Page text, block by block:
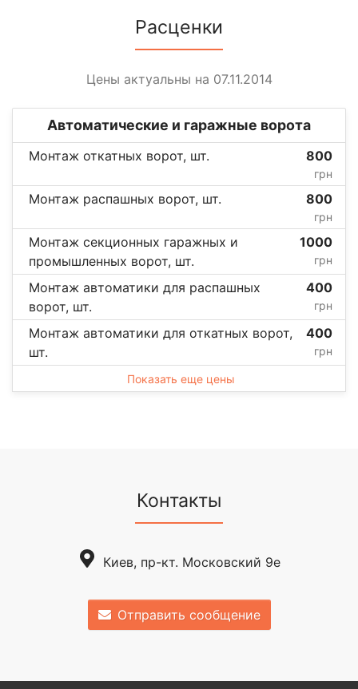
Расценки
Цены актуальны на 07.11.2014
Автоматические и гаражные ворота
Монтаж откатных ворот, шт. 800
грн
Монтаж распашных ворот, шт. 800
грн
Монтаж секционных гаражных и
промышленных ворот, шт.
1000
грн
Монтаж автоматики для распашных
ворот, шт.
400
грн
Монтаж автоматики для откатных ворот,
шт.
400
грн
Показать еще цены
Контакты
Киев, пр-кт. Московский 9е
Отправить сообщение